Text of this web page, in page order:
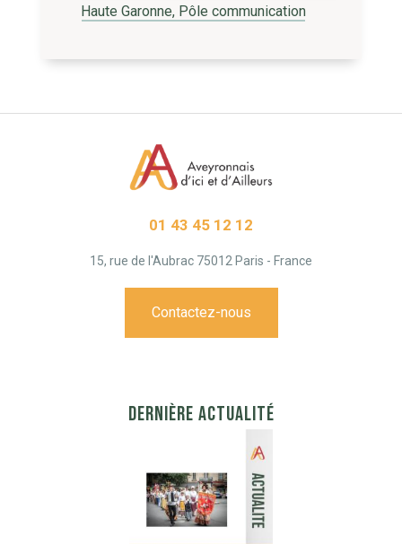
Haute Garonne, Pôle communication
01 43 45 12 12
15, rue de l'Aubrac 75012 Paris - France
Contactez-nous
DERNIÈRE ACTUALITÉ